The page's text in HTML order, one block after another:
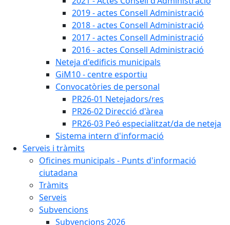
2019 - actes Consell Administració
2018 - actes Consell Administració
2017 - actes Consell Administració
2016 - actes Consell Administració
Neteja d'edificis municipals
GiM10 - centre esportiu
Convocatòries de personal
PR26-01 Netejadors/res
PR26-02 Direcció d'àrea
PR26-03 Peó especialitzat/da de neteja
Sistema intern d'informació
Serveis i tràmits
Oficines municipals - Punts d'informació
ciutadana
Tràmits
Serveis
Subvencions
Subvencions 2026